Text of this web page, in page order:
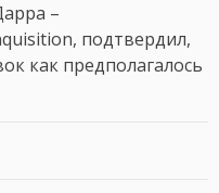
–
подтвердил,
как предполагалось